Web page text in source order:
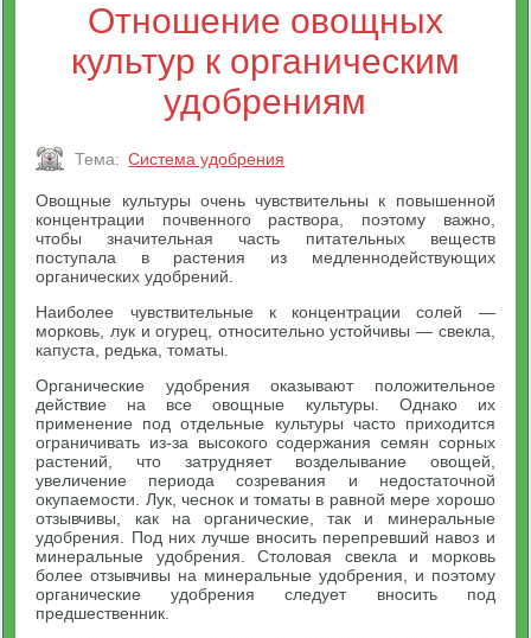
Отношение овощных
культур к органическим
удобрениям
Тема: Система удобрения
Овощные культуры очень чувствительны к повышенной
концентрации почвенного раствора, поэтому важно,
чтобы значительная часть питательных веществ
поступала в растения из медленнодействующих
органических удобрений.
Наиболее чувствительные к концентрации солей —
морковь, лук и огурец, относительно устойчивы — свекла,
капуста, редька, томаты.
Органические удобрения оказывают положительное
действие на все овощные культуры. Однако их
применение под отдельные культуры часто приходится
ограничивать из-за высокого содержания семян сорных
растений, что затрудняет возделывание овощей,
увеличение периода созревания и недостаточной
окупаемости. Лук, чеснок и томаты в равной мере хорошо
отзывчивы, как на органические, так и минеральные
удобрения. Под них лучше вносить перепревший навоз и
минеральные удобрения. Столовая свекла и морковь
более отзывчивы на минеральные удобрения, и поэтому
органические удобрения следует вносить под
предшественник.